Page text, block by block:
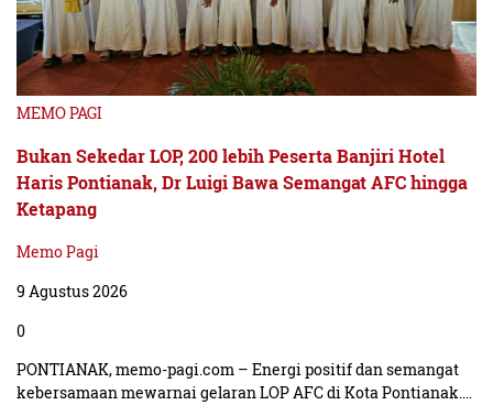
MEMO PAGI
Bukan Sekedar LOP, 200 lebih Peserta Banjiri Hotel
Haris Pontianak, Dr Luigi Bawa Semangat AFC hingga
Ketapang
Memo Pagi
9 Agustus 2026
0
PONTIANAK, memo-pagi.com – Energi positif dan semangat
kebersamaan mewarnai gelaran LOP AFC di Kota Pontianak.…